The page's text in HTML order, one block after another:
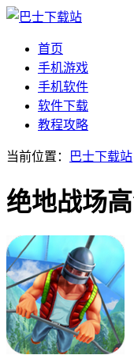
首页
手机游戏
手机软件
软件下载
教程攻略
当前位置： 巴士下载站
绝地战场